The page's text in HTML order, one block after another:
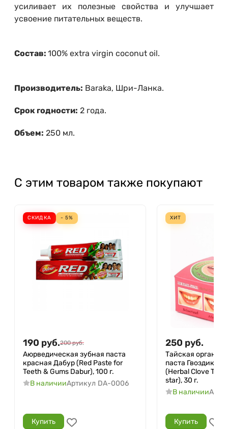
усиливает их полезные свойства и улучшает
усвоение питательных веществ.
Состав: 100% extra virgin coconut oil.
Производитель: Baraka, Шри-Ланка.
Срок годности: 2 года.
Объем: 250 мл.
С этим товаром также покупают
СКИДКА - 5%
190 руб.200 руб.
Аюрведическая зубная паста
красная Дабур (Red Paste for
Teeth & Gums Dabur), 100 г.
В наличииАртикул DA-0006
Купить
ХИТ
250 руб.
Тайская
паста Гвоздика
(Herbal Clove
star), 30 г.
В наличии
Купить